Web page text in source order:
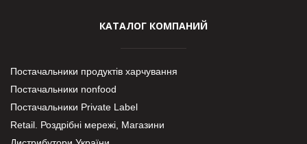
КАТАЛОГ КОМПАНИЙ
Постачальники продуктів харчування
Постачальники nonfood
Постачальники Private Label
Retail. Роздрібні мережі, Магазини